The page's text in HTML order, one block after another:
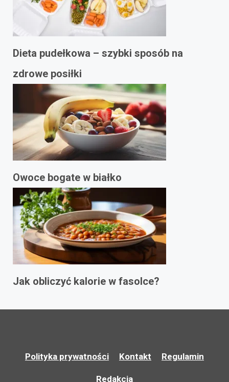
Dieta pudełkowa – szybki sposób na
zdrowe posiłki
Owoce bogate w białko
Jak obliczyć kalorie w fasolce?
Polityka prywatności Kontakt Regulamin
Redakcja